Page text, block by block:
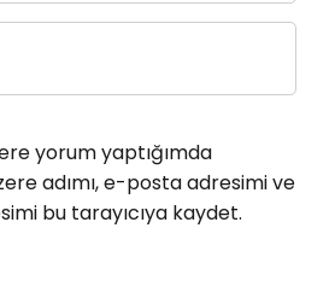
yorum yaptığımda
adımı, e-posta adresimi ve
bu tarayıcıya kaydet.